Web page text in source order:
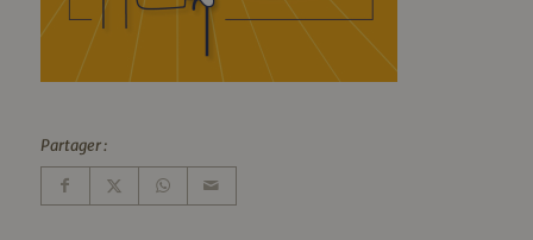
Partager :